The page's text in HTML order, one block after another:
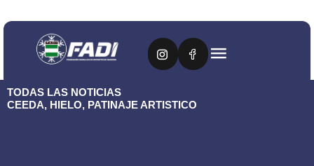
TODAS LAS NOTICIAS
CEEDA, HIELO, PATINAJE ARTISTICO